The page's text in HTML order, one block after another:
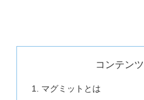
コンテンツ
マグミットとは